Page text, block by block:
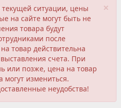
×
ситуации, цены
на сайте могут быть не
товара будут
после
товар действительна
счета. При
или позже, цена на товар
могут измениться.
неудобства!